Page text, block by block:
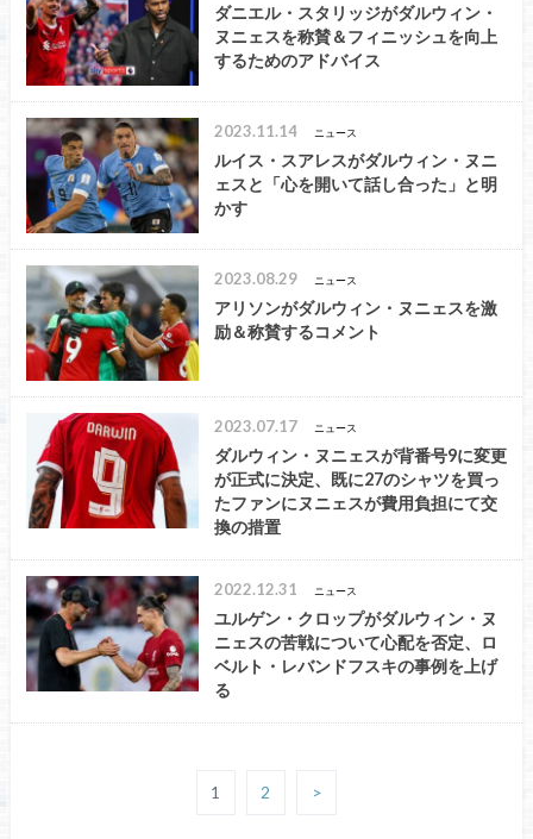
ダニエル・スタリッジがダルウィン・
ヌニェスを称賛＆フィニッシュを向上
するためのアドバイス
2023.11.14 ニュース
ルイス・スアレスがダルウィン・ヌニ
ェスと「心を開いて話し合った」と明
かす
2023.08.29 ニュース
アリソンがダルウィン・ヌニェスを激
励＆称賛するコメント
2023.07.17 ニュース
ダルウィン・ヌニェスが背番号9に変更
が正式に決定、既に27のシャツを買っ
たファンにヌニェスが費用負担にて交
換の措置
2022.12.31 ニュース
ユルゲン・クロップがダルウィン・ヌ
ニェスの苦戦について心配を否定、ロ
ベルト・レバンドフスキの事例を上げ
る
1 2 >